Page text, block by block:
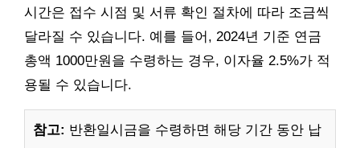
시간은 접수 시점 및 서류 확인 절차에 따라 조금씩
달라질 수 있습니다. 예를 들어, 2024년 기준 연금
총액 1000만원을 수령하는 경우, 이자율 2.5%가 적
용될 수 있습니다.
참고: 반환일시금을 수령하면 해당 기간 동안 납